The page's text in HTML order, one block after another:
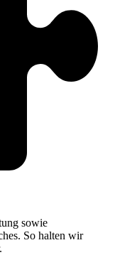
sowie
So halten wir